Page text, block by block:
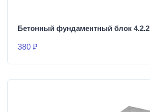
Бетонный фундаментный блок 4.2.2
380 ₽